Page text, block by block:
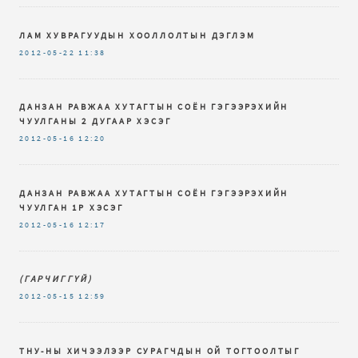
ЛАМ ХУВРАГУУДЫН ХООЛЛОЛТЫН ДЭГЛЭМ
2012-05-22 11:38
ДАНЗАН РАВЖАА ХУТАГТЫН СОЁН ГЭГЭЭРЭХИЙН
ЧУУЛГАНЫ 2 ДУГААР ХЭСЭГ
2012-05-16 12:20
ДАНЗАН РАВЖАА ХУТАГТЫН СОЁН ГЭГЭЭРЭХИЙН
ЧУУЛГАН 1Р ХЭСЭГ
2012-05-16 12:17
(ГАРЧИГГҮЙ)
2012-05-15 12:59
ТНУ-НЫ ХИЧЭЭЛЭЭР СУРАГЧДЫН ОЙ ТОГТООЛТЫГ